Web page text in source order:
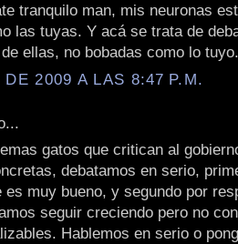
tranquilo man, mis neuronas
las tuyas. Y acá se trata de
ellas, no bobadas como lo tuyo.
2009 A LAS 8:47 P.M.
gatos que critican al
debatamos en serio,
es muy bueno, y segundo por
seguir creciendo pero no
Hablemos en serio o